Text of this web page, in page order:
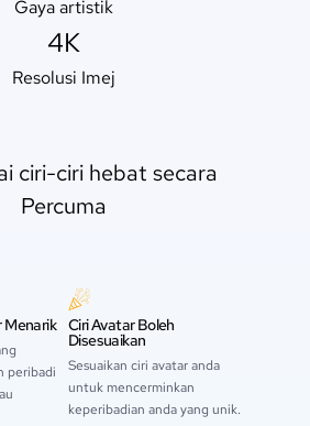
Gaya artistik
4K
Resolusi Imej
ciri-ciri hebat secara
Percuma
Menarik
peribadi
Ciri Avatar Boleh
Disesuaikan
Sesuaikan ciri avatar anda
untuk mencerminkan
keperibadian anda yang unik.